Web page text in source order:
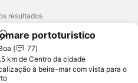
resultados
Adicionar aos favoritos
portoturistico
77
km de Centro da cidade
à beira-mar com vista para o